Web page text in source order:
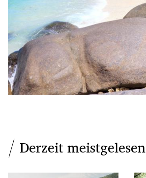
Derzeit meistgelesen